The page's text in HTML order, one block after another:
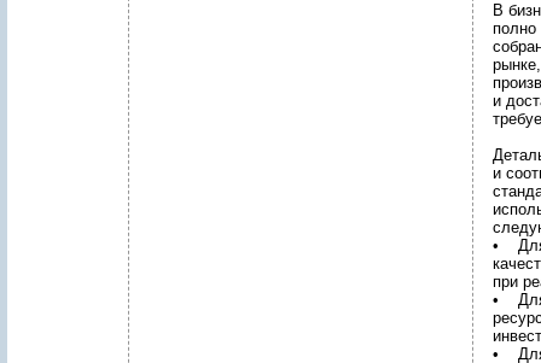
В
полно
и
и
• Для
при
• Для
• Для